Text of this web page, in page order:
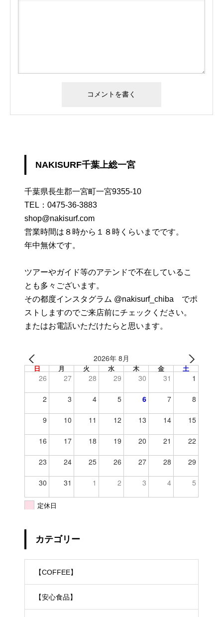
NAKISURF千葉上総一宮
千葉県長生郡一宮町一宮9355-10
TEL： 0475-36-3883
shop@nakisurf.com
営業時間は８時から１８時くらいまでです。
年中無休です。
ツアーやガイド等のアテンドで不在しているこ
とも多々ございます。
その都度インスタグラム @nakisurf_chiba でポ
ストしますのでご来店前にチェックください。
またはお電話いただけたらと思います。
2026年 8月
日 月 火 水 木 金 土
26 27 28 29 30 31 1
2 3 4 5 6 7 8
9 10 11 12 13 14 15
16 17 18 19 20 21 22
23 24 25 26 27 28 29
30 31 1 2 3 4 5
定休日
カテゴリー
【COFFEE】
【安心食品】